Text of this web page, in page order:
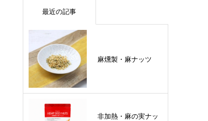
最近の記事
麻燻製・麻ナッツ
非加熱・麻の実ナッ